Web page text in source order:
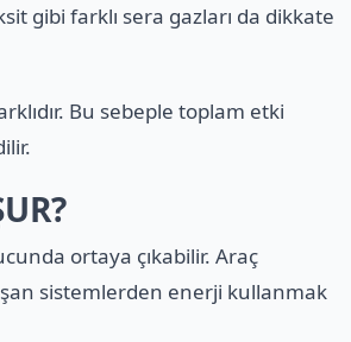
gibi farklı sera gazları da dikkate
Bu sebeple toplam etki
ortaya çıkabilir. Araç
sistemlerden enerji kullanmak